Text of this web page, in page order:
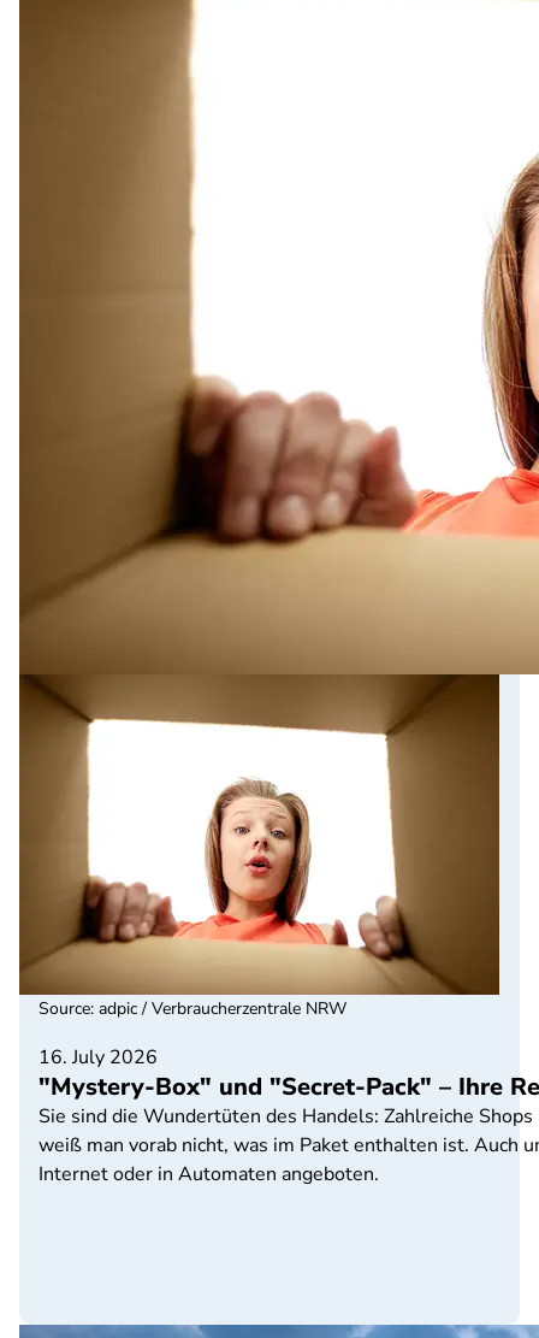
16. July 2026
"Mystery-Box" und "Secret-Pack" – Ihre
Sie sind die Wundertüten des Handels: Zahlreiche
weiß man vorab nicht, was im Paket enthalten ist. Auch
Internet oder in Automaten angeboten.
Source: adpic / Verbraucherzentrale NRW